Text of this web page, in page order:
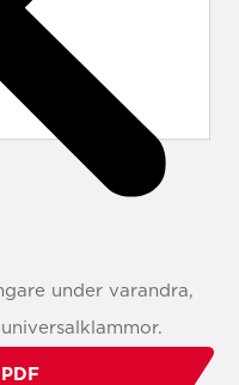
under varandra,